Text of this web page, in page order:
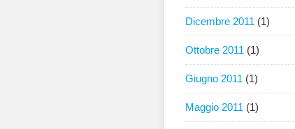
Dicembre 2011 (1)
Ottobre 2011 (1)
Giugno 2011 (1)
Maggio 2011 (1)